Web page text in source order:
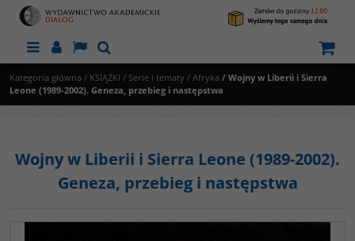
MenuPanelLangSzukaj
Kategoria główna / KSIĄŻKI / Serie i tematy / Afryka / Wojny w Liberii i Sierra
Leone (1989-2002). Geneza, przebieg i następstwa
Wojny w Liberii i Sierra Leone (1989-2002).
Geneza, przebieg i następstwa